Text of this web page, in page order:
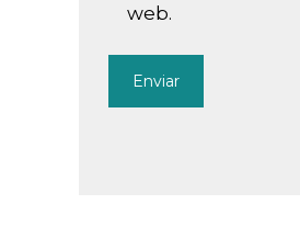
web.